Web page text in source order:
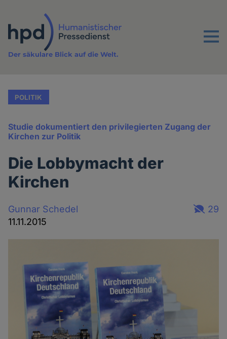
Inhalt
Menu
Der säkulare Blick auf die Welt.
POLITIK
Studie dokumentiert den privilegierten Zugang der
Kirchen zur Politik
Die Lobbymacht der
Kirchen
Gunnar Schedel
11.11.2015
29